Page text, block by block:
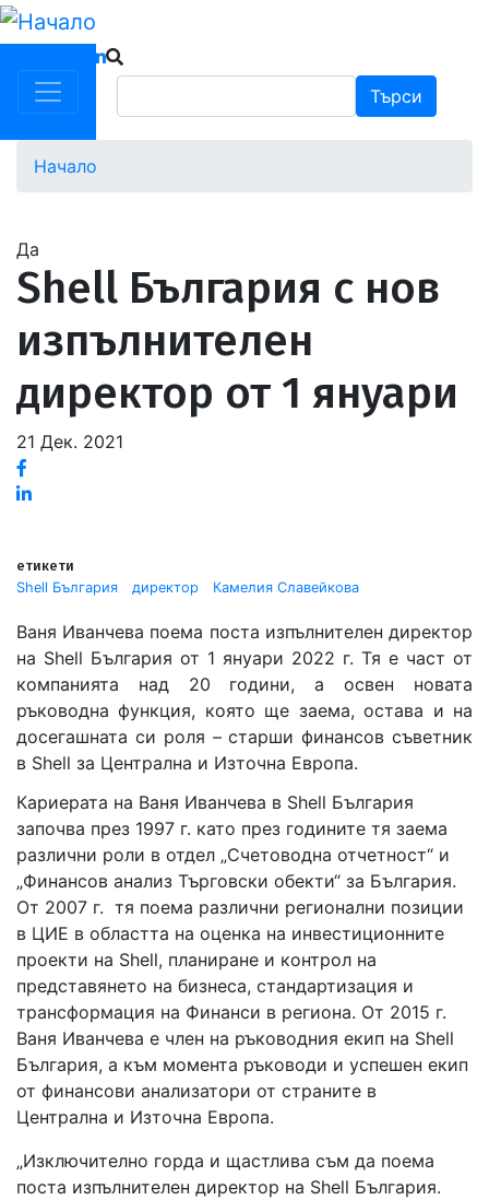
Търси
Начало
снимка
Да
Shell България с нов
изпълнителен
директор от 1 януари
21 Дек. 2021
етикети
Shell България
директор Камелия Славейкова
Ваня Иванчева поема поста изпълнителен директор
на Shell България от 1 януари 2022 г. Тя е част от
компанията над 20 години, а освен новата
ръководна функция, която ще заема, остава и на
досегашната си роля – старши финансов съветник
в Shell за Централна и Източна Европа.
Кариерата на Ваня Иванчева в Shell България
започва през 1997 г. като през годините тя заема
различни роли в отдел „Счетоводна отчетност“ и
„Финансов анализ Търговски обекти“ за България.
От 2007 г. тя поема различни регионални позиции
в ЦИЕ в областта на оценка на инвестиционните
проекти на Shell, планиране и контрол на
представянето на бизнеса, стандартизация и
трансформация на Финанси в региона. От 2015 г.
Ваня Иванчева е член на ръководния екип на Shell
България, а към момента ръководи и успешен екип
от финансови анализатори от страните в
Централна и Източна Европа.
„Изключително горда и щастлива съм да поема
поста изпълнителен директор на Shell България.